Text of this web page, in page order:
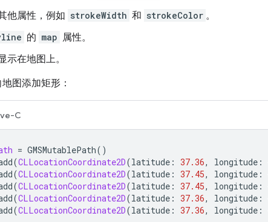
他属性，例如 strokeWidth 和 strokeColor 。
的 map 属性。
示在地图上。
图添加矩形：
C
= GMSMutablePath()
(CLLocationCoordinate2D(latitude : 37.36, longitude :
(CLLocationCoordinate2D(latitude : 37.45, longitude :
(CLLocationCoordinate2D(latitude : 37.45, longitude :
(CLLocationCoordinate2D(latitude : 37.36, longitude :
(CLLocationCoordinate2D(latitude : 37.36, longitude :